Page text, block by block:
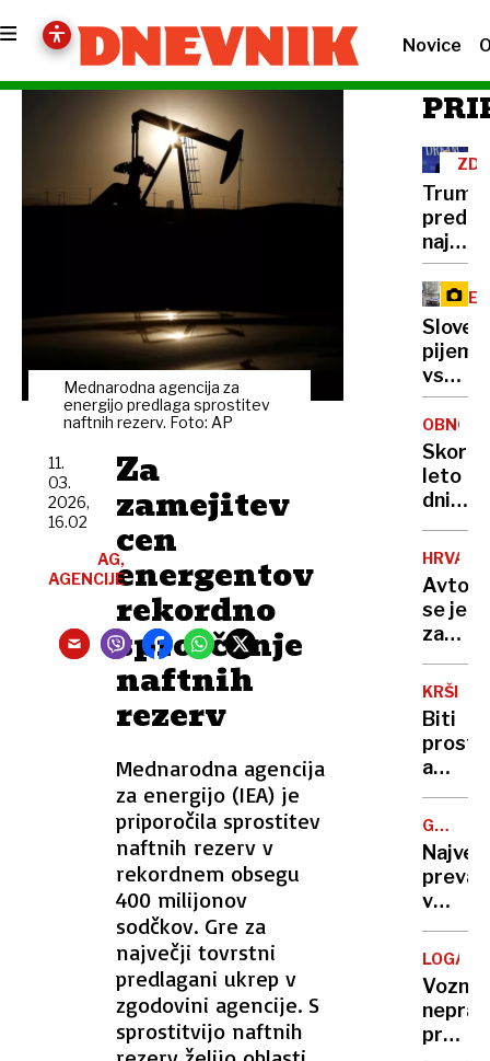
Novice
Mednarodna agencija za
energijo predlaga sprostitev
naftnih rezerv. Foto: AP
Za
zamejitev
cen
energentov
rekordno
sproščanje
naftnih
rezerv
Mednarodna agencija
za energijo (IEA) je
priporočila sprostitev
naftnih rezerv v
rekordnem obsegu
400 milijonov
sodčkov. Gre za
največji tovrstni
predlagani ukrep v
zgodovini agencije. S
sprostitvijo naftnih
11.
03.
2026,
16.02
AG,
AGENCIJE
ZDA
Trump
pred
so
nizke
pijemo
vse
manj
mleka,
pa
se
izdelki
OBNOVA
Skoraj
leto
dni
po
se je
vrnil
simbol
ki je
zdaj
višji
se je
na
rampi
potniki
so
ga
tresli
in
KRŠITVE
Biti
prost,
a
ves
čas
kje
se
konča
do
GREGOR
v
ljudem
državo,
ki
sploh